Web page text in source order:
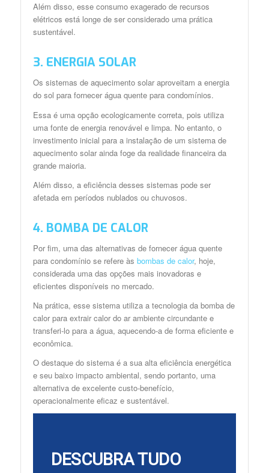
Além disso, esse consumo exagerado de recursos
elétricos está longe de ser considerado uma prática
sustentável.
3. ENERGIA SOLAR
Os sistemas de aquecimento solar aproveitam a energia
do sol para fornecer água quente para condomínios.
Essa é uma opção ecologicamente correta, pois utiliza
uma fonte de energia renovável e limpa. No entanto, o
investimento inicial para a instalação de um sistema de
aquecimento solar ainda foge da realidade financeira da
grande maioria.
Além disso, a eficiência desses sistemas pode ser
afetada em períodos nublados ou chuvosos.
4. BOMBA DE CALOR
Por fim, uma das alternativas de fornecer água quente
para condomínio se refere às bombas de calor, hoje,
considerada uma das opções mais inovadoras e
eficientes disponíveis no mercado.
Na prática, esse sistema utiliza a tecnologia da bomba de
calor para extrair calor do ar ambiente circundante e
transferi-lo para a água, aquecendo-a de forma eficiente e
econômica.
O destaque do sistema é a sua alta eficiência energética
e seu baixo impacto ambiental, sendo portanto, uma
alternativa de excelente custo-benefício,
operacionalmente eficaz e sustentável.
DESCUBRA TUDO